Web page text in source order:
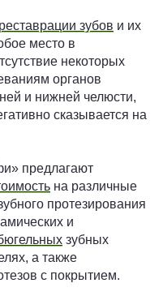
реставрации зубов и их
место в
некоторых
органов
и нижней челюсти,
сказывается на
предлагают
на различные
протезирования
и
зубных
а также
с покрытием.